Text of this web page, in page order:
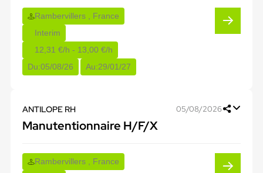
Rambervillers , France
Interim
12,31 €/h - 13,00 €/h
Du:05/08/26 Au:29/01/27
ANTILOPE RH 05/08/2026
Manutentionnaire H/F/X
Rambervillers , France